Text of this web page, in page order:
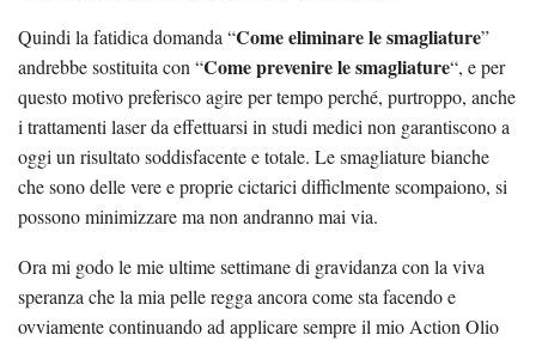
Quindi la fatidica domanda “Come eliminare le smagliature”
andrebbe sostituita con “Come prevenire le smagliature“, e per
questo motivo preferisco agire per tempo perché, purtroppo, anche
i trattamenti laser da effettuarsi in studi medici non garantiscono a
oggi un risultato soddisfacente e totale. Le smagliature bianche
che sono delle vere e proprie cictarici difficlmente scompaiono, si
possono minimizzare ma non andranno mai via.
Ora mi godo le mie ultime settimane di gravidanza con la viva
speranza che la mia pelle regga ancora come sta facendo e
ovviamente continuando ad applicare sempre il mio Action Olio